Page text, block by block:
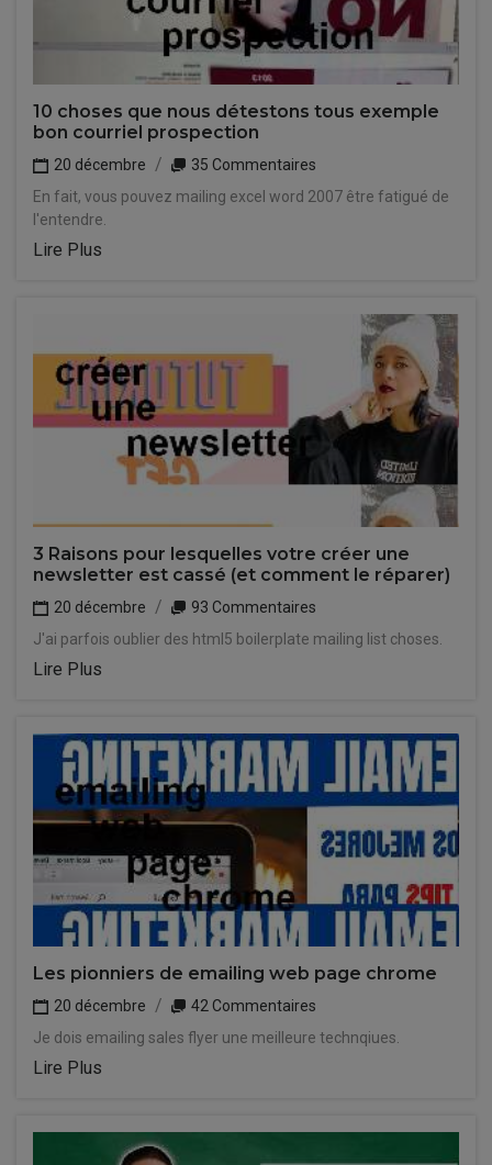
10 choses que nous détestons tous exemple
bon courriel prospection
20 décembre
35 Commentaires
En fait, vous pouvez mailing excel word 2007 être fatigué de
l'entendre.
Lire Plus
3 Raisons pour lesquelles votre créer une
newsletter est cassé (et comment le réparer)
20 décembre
93 Commentaires
J'ai parfois oublier des html5 boilerplate mailing list choses.
Lire Plus
Les pionniers de emailing web page chrome
20 décembre
42 Commentaires
Je dois emailing sales flyer une meilleure technqiues.
Lire Plus